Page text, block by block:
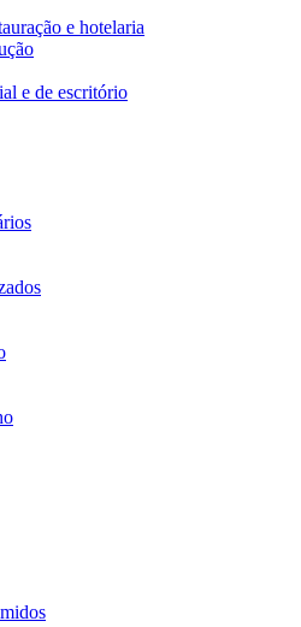
e hotelaria
e de escritório